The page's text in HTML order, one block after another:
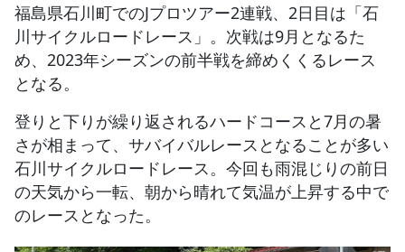
福島県石川町でのJプロツアー2連戦、2日目は「石
川サイクルロードレース」。次戦は9月となるた
め、2023年シーズンの前半戦を締めくくるレース
となる。
登りと下りが繰り返されるハードコースと7月の暑
さが相まって、サバイバルレースとなることが多い
石川サイクルロードレース。今回も雨混じりの前日
の天気から一転、朝から晴れて気温が上昇する中で
のレースとなった。